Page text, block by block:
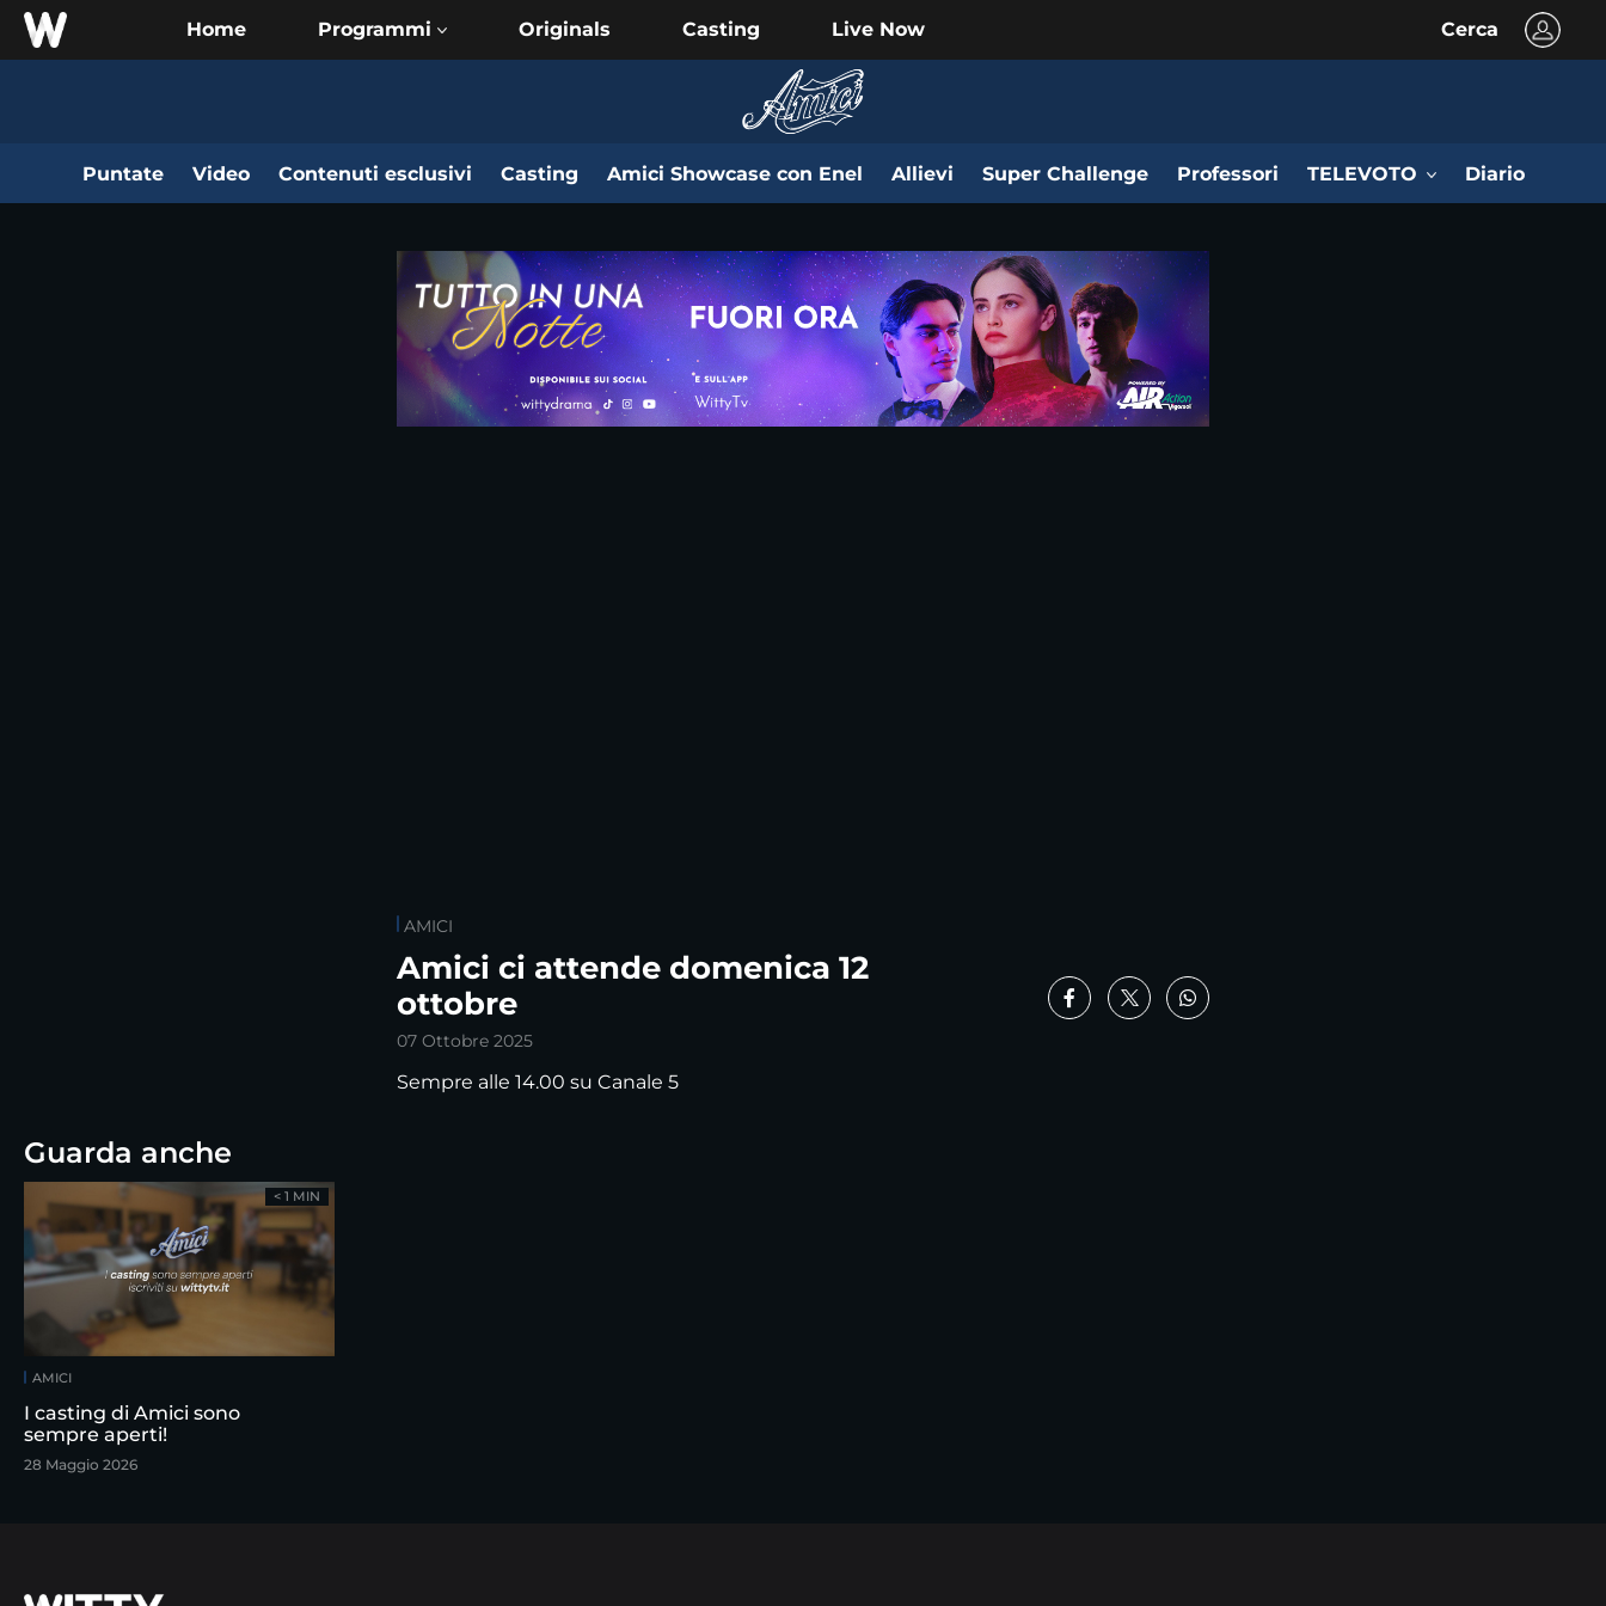
Home Originals Casting Live Now Cerca
Puntate Video Contenuti esclusivi Casting Amici Showcase con Enel Allievi Super Challenge Professori TELEVOTO Diario
AMICI
Amici ci attende domenica 12
ottobre
07 Ottobre 2025
Sempre alle 14.00 su Canale 5
Guarda anche
AMICI
I casting di Amici sono
sempre aperti!
28 Maggio 2026
< 1 MIN